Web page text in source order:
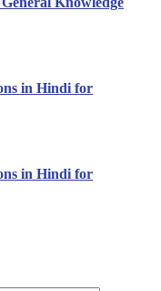
in Hindi for
in Hindi for